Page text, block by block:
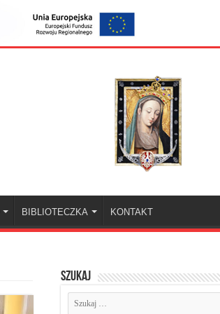
BIBLIOTECZKA KONTAKT
Szukaj